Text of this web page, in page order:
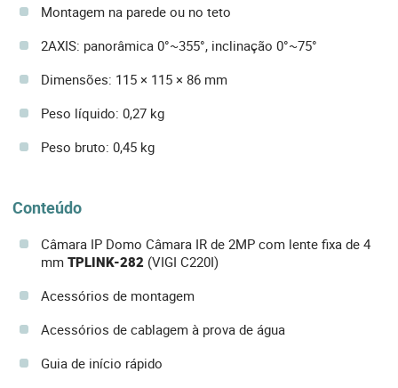
Montagem na parede ou no teto
2AXIS: panorâmica 0°~355°, inclinação 0°~75°
Dimensões: 115 × 115 × 86 mm
Peso líquido: 0,27 kg
Peso bruto: 0,45 kg
Conteúdo
Câmara IP Domo Câmara IR de 2MP com lente fixa de 4
mm TPLINK-282 (VIGI C220I)
Acessórios de montagem
Acessórios de cablagem à prova de água
Guia de início rápido